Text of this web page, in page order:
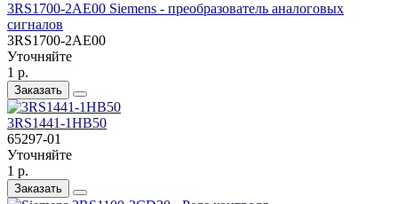
3RS1700-2AE00 Siemens - преобразователь аналоговых
сигналов
3RS1700-2AE00
Уточняйте
1 р.
Заказать
3RS1441-1HB50
65297-01
Уточняйте
1 р.
Заказать